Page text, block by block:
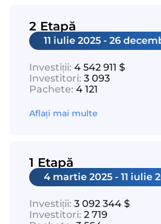
2 Etapă
11 iulie 2025 - 26
Investiții: 4 542 911 $
Investitori: 3 093
Pachete: 4 121
Aflați mai multe
1 Etapă
4 martie 2025 - 11 iulie
Investiții: 3 092 344 $
Investitori: 2 719